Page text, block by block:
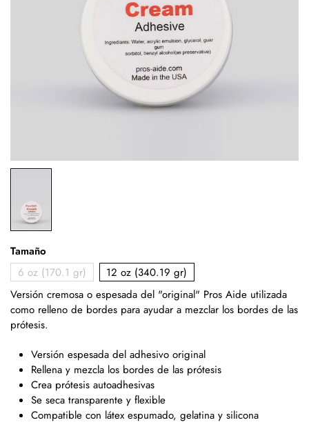
Tamaño
6 oz (170.1 gr)
12 oz (340.19 gr)
Versión cremosa o espesada del "original" Pros Aide utilizada
como relleno de bordes para ayudar a mezclar los bordes de las
prótesis.
Versión espesada del adhesivo original
Rellena y mezcla los bordes de las prótesis
Crea prótesis autoadhesivas
Se seca transparente y flexible
Compatible con látex espumado, gelatina y silicona